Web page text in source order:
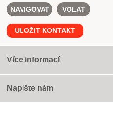
NAVIGOVAT VOLAT
ULOŽIT KONTAKT
Více informací
Napište nám